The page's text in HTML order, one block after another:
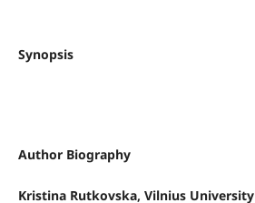
Synopsis
Author Biography
Kristina Rutkovska, Vilnius University